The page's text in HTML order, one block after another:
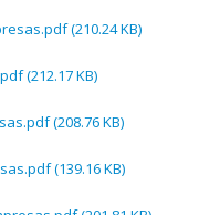
(210.24 KB)
(212.17 KB)
(208.76 KB)
(139.16 KB)